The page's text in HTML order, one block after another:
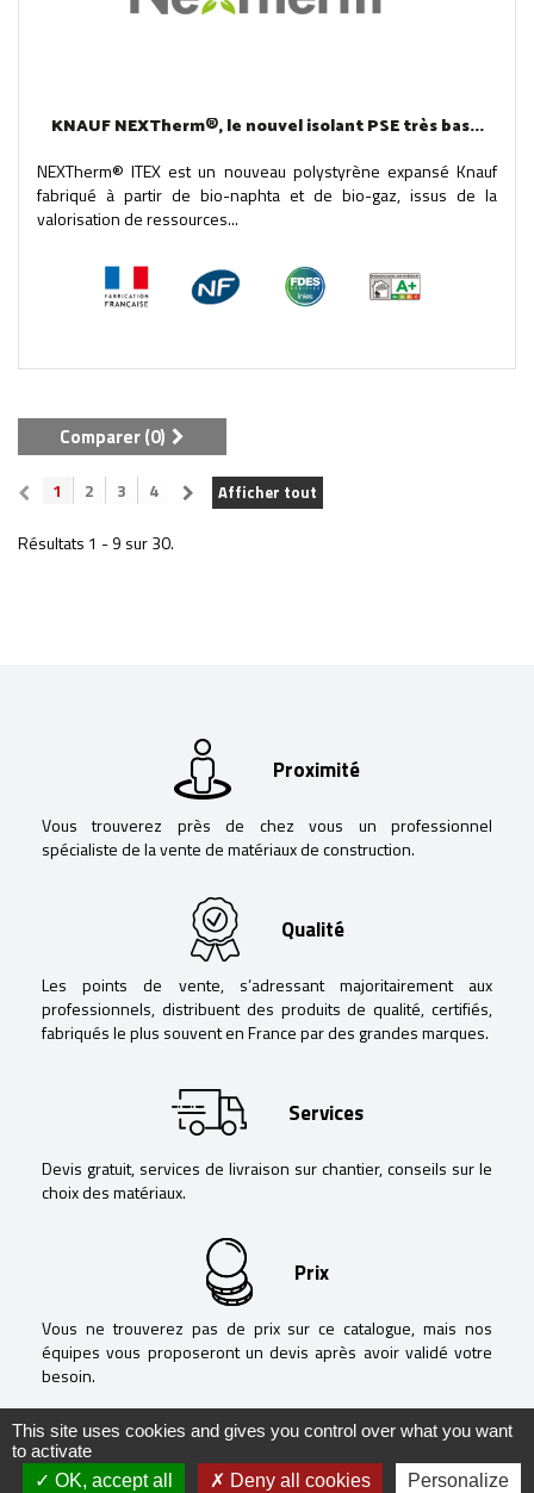
KNAUF NEXTherm®, le nouvel isolant PSE très bas...
NEXTherm® ITEX est un nouveau polystyrène expansé Knauf
fabriqué à partir de bio-naphta et de bio-gaz, issus de la
valorisation de ressources...
Comparer (0)
Afficher tout
1 2 3 4
Résultats 1 - 9 sur 30.
Proximité
Vous trouverez près de chez vous un professionnel
spécialiste de la vente de matériaux de construction.
Qualité
Les points de vente, s’adressant majoritairement aux
professionnels, distribuent des produits de qualité, certifiés,
fabriqués le plus souvent en France par des grandes marques.
Services
Devis gratuit, services de livraison sur chantier, conseils sur le
choix des matériaux.
Prix
Vous ne trouverez pas de prix sur ce catalogue, mais nos
équipes vous proposeront un devis après avoir validé votre
besoin.
This site uses cookies and gives you control over what you want
to activate
OK, accept all
Deny all cookies Personalize